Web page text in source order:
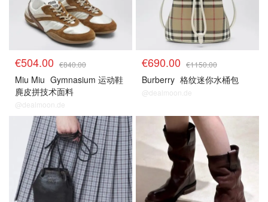
€504.00 €840.00
Miu Miu Gymnasium 运动鞋
麂皮拼技术面料
@dealmoon.de
€690.00 €1150.00
Burberry 格纹迷你水桶包
@dealmoon.de